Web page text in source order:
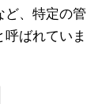
ど、特定の管
ばれていま